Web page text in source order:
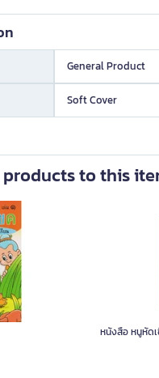
General Product
Soft Cover
to this
หนังสือ หนูหัดเ